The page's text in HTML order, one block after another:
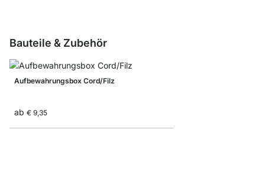
Bauteile & Zubehör
Aufbewahrungsbox Cord/Filz
ab € 9,35